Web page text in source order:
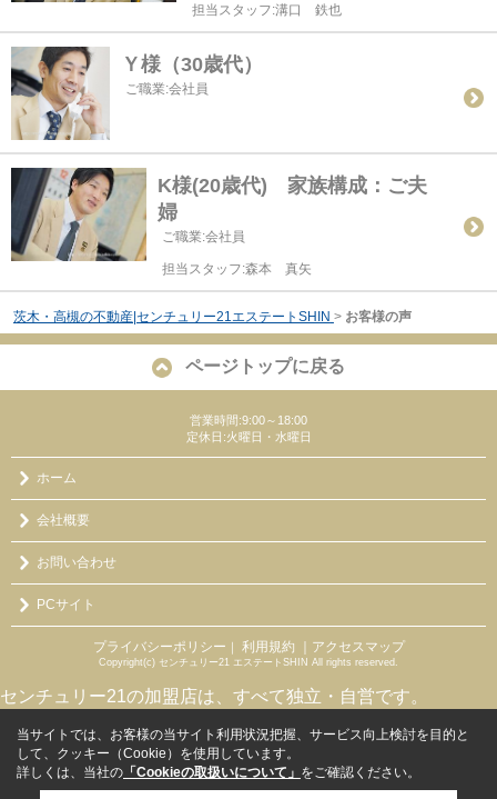
担当スタッフ:溝口 鉄也
Ｙ様（30歳代）
ご職業:会社員
K様(20歳代) 家族構成：ご夫
婦
ご職業:会社員
担当スタッフ:森本 真矢
茨木・高槻の不動産|センチュリー21エステートSHIN > お客様の声
ページトップに戻る
営業時間:9:00～18:00
定休日:火曜日・水曜日
ホーム
会社概要
お問い合わせ
PCサイト
プライバシーポリシー ｜ 利用規約 ｜アクセスマップ
Copyright(c) センチュリー21 エステートSHIN All rights reserved.
センチュリー21の加盟店は、すべて独立・自営です。
当サイトでは、お客様の当サイト利用状況把握、サービス向上検討を目的と
して、クッキー（Cookie）を使用しています。
詳しくは、当社の 「Cookieの取扱いについて」 をご確認ください。